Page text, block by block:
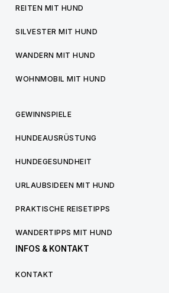
REITEN MIT HUND
SILVESTER MIT HUND
WANDERN MIT HUND
WOHNMOBIL MIT HUND
GEWINNSPIELE
HUNDEAUSRÜSTUNG
HUNDEGESUNDHEIT
URLAUBSIDEEN MIT HUND
PRAKTISCHE REISETIPPS
WANDERTIPPS MIT HUND
INFOS & KONTAKT
KONTAKT